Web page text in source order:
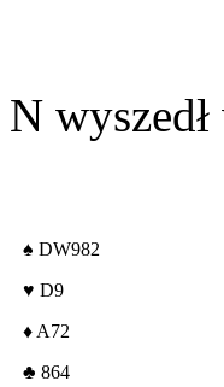
N
♠ DW982
♥ D9
♦ A72
♣ 864